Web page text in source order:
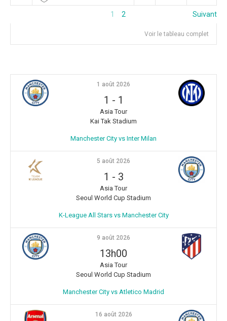
1 2 Suivant
Voir le tableau complet
1 août 2026
1 - 1
Asia Tour
Kai Tak Stadium
Manchester City vs Inter Milan
5 août 2026
1 - 3
Asia Tour
Seoul World Cup Stadium
K-League All Stars vs Manchester City
9 août 2026
13h00
Asia Tour
Seoul World Cup Stadium
Manchester City vs Atletico Madrid
16 août 2026